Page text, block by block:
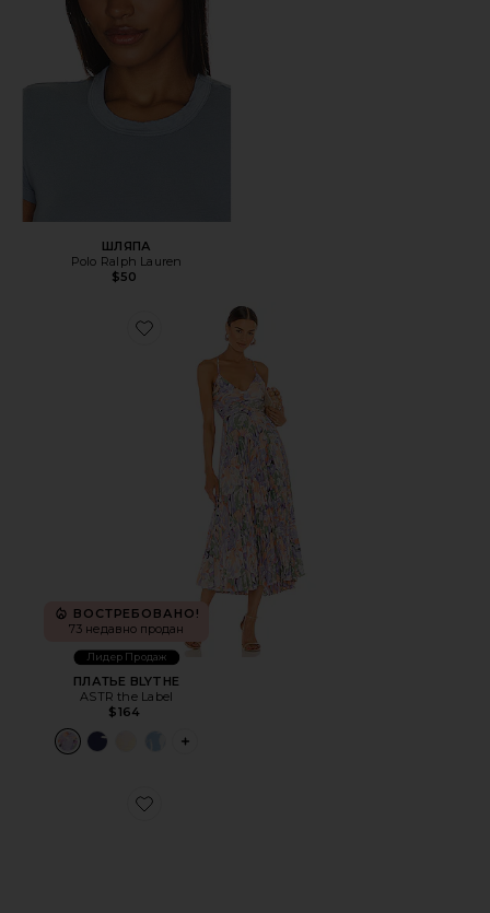
ШЛЯПА
Polo Ralph Lauren
$50
Favorite ПЛАТЬЕ BLYTHE
ВОСТРЕБОВАНО!
73 недавно продан
Лидер Продаж
ПЛАТЬЕ BLYTHE
ASTR the Label
$164
PLUS ICON TO SEE MORE OPTIONS FOR
Favorite КРОССОВКИ CLOUD 6